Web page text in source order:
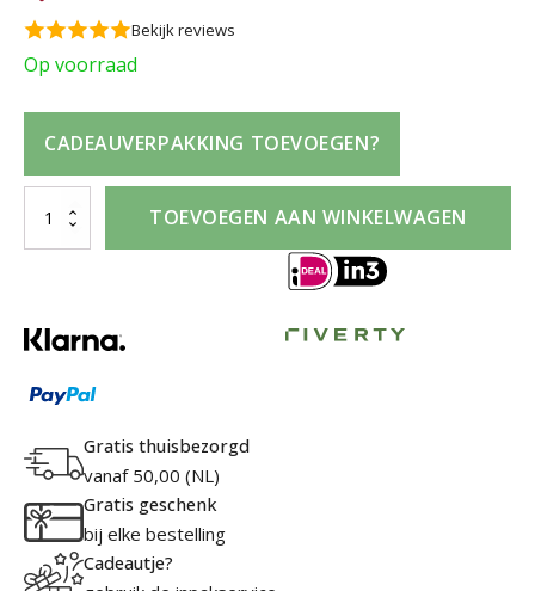
Bekijk reviews
Op voorraad
CADEAUVERPAKKING TOEVOEGEN?
Rimmel
Shine
713
TOEVOEGEN AAN WINKELWAGEN
Gratis thuisbezorgd
vanaf 50,00 (NL)
Gratis geschenk
bij elke bestelling
Cadeautje?